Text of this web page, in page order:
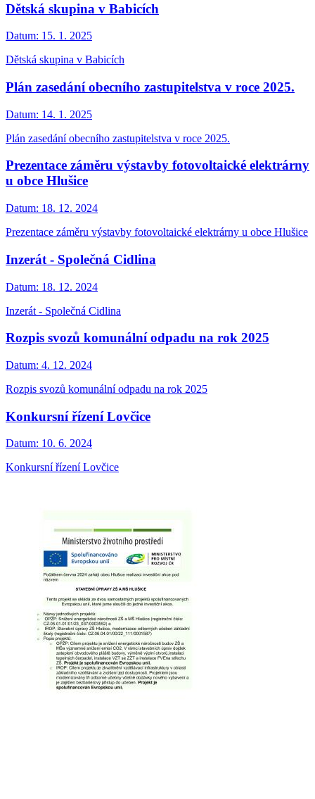
Dětská skupina v Babicích
Datum: 15. 1. 2025
Dětská skupina v Babicích
Plán zasedání obecního zastupitelstva v roce 2025.
Datum: 14. 1. 2025
Plán zasedání obecního zastupitelstva v roce 2025.
Prezentace záměru výstavby fotovoltaické elektrárny
u obce Hlušice
Datum: 18. 12. 2024
Prezentace záměru výstavby fotovoltaické elektrárny u obce Hlušice
Inzerát - Společná Cidlina
Datum: 18. 12. 2024
Inzerát - Společná Cidlina
Rozpis svozů komunální odpadu na rok 2025
Datum: 4. 12. 2024
Rozpis svozů komunální odpadu na rok 2025
Konkursní řízení Lovčice
Datum: 10. 6. 2024
Konkursní řízení Lovčice